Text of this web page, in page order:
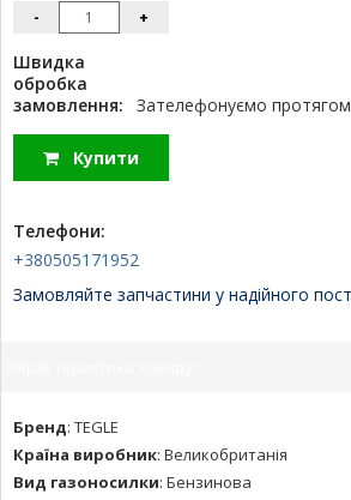
- +
Швидка
обробка
замовлення:
Зателефонуємо
Купити
Телефони:
+380505171952
Замовляйте запчастини у надійного
Бренд: TEGLE
Країна виробник: Великобританія
Вид газоносилки: Бензинова